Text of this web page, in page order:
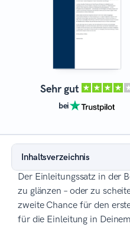
Sehr gut
bei
Inhaltsverzeichnis
Der Einleitungssatz in der
zu glänzen – oder zu
zweite Chance für den
für die Einleitung in